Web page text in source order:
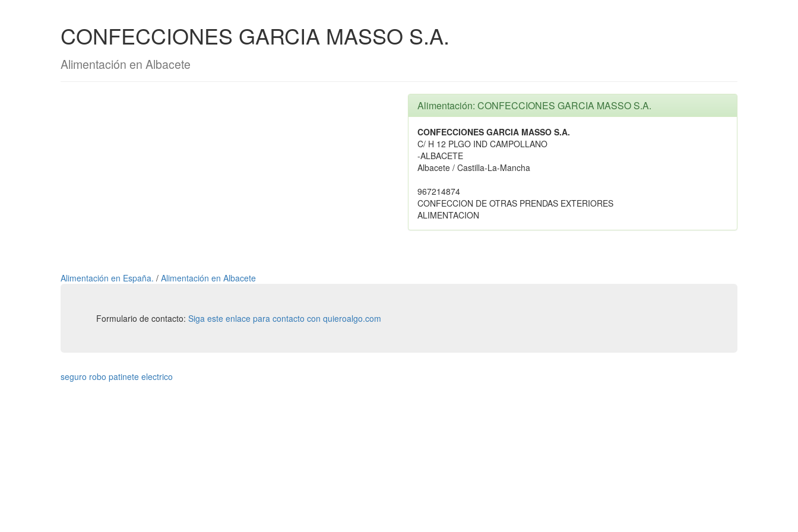
CONFECCIONES GARCIA MASSO S.A.
Alimentación en Albacete
Alimentación: CONFECCIONES GARCIA MASSO S.A.
CONFECCIONES GARCIA MASSO S.A.
C/ H 12 PLGO IND CAMPOLLANO
-ALBACETE
Albacete / Castilla-La-Mancha
967214874
CONFECCION DE OTRAS PRENDAS EXTERIORES
ALIMENTACION
Alimentación en España. / Alimentación en Albacete
Formulario de contacto: Siga este enlace para contacto con quieroalgo.com
seguro robo patinete electrico